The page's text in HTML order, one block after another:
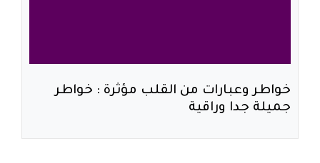
خواطر وعبارات من القلب مؤثرة : خواطر
جميلة جدا وراقية